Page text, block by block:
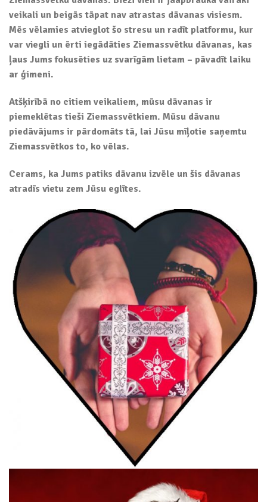
veikali un beigās tāpat nav atrastas dāvanas visiesm.
Mēs vēlamies atvieglot šo stresu un radīt platformu, kur
var viegli un ērti iegādāties Ziemassvētku dāvanas, kas
ļaus Jums fokusēties uz svarīgām lietam – pāvadīt laiku
ar ģimeni.
Atšķirībā no citiem veikaliem, mūsu dāvanas ir
piemeklētas tieši Ziemassvētkiem. Mūsu dāvanu
piedāvājums ir pārdomāts tā, lai Jūsu mīļotie saņemtu
Ziemassvētkos to, ko vēlas.
Cerams, ka Jums patiks dāvanu izvēle un šis dāvanas
atradīs vietu zem Jūsu eglītes.